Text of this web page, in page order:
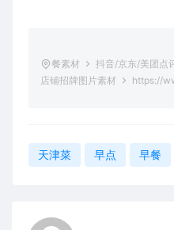
餐素材 抖音/京东/美团点
店铺招牌图片素材
https://
天津菜 早点 早餐